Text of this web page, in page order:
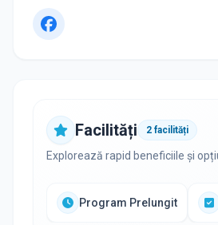
Facilități 2 facilități
Explorează rapid beneficiile și
Program Prelungit